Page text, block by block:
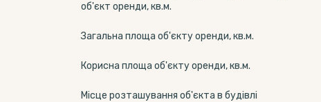
об'єкт оренди, кв.м.
Загальна площа об'єкту оренди, кв.м.
Корисна площа об'єкту оренди, кв.м.
Місце розташування об'єкта в будівлі